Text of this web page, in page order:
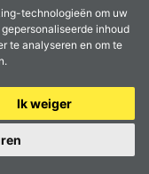
technologieën om uw
inhoud
te analyseren en om te
Ik weiger